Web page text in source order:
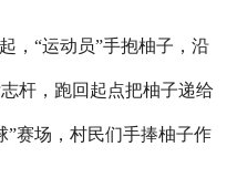
“运动员”手抱柚子，沿
杆，跑回起点把柚子递给
”赛场，村民们手捧柚子作